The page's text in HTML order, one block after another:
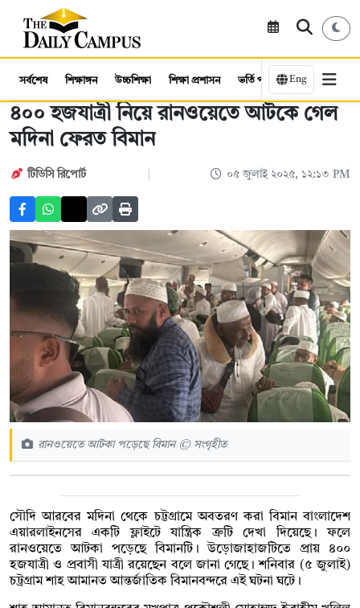
সর্বশেষ শিক্ষাঙ্গন উচ্চশিক্ষা শিক্ষা প্রশাসন ভর্তি পরীক্ষা কর্মসংস্থান
Eng
৪০০ হজযাত্রী নিয়ে রানওয়েতে আটকে গেল
মদিনা ফেরত বিমান
টিডিসি রিপোর্ট ০৫ জুলাই ২০২৫, ১২:১৩ PM
রানওয়েতে আটকা পড়েছে বিমান © সংগৃহীত
সৌদি আরবের মদিনা থেকে চট্টগ্রামে অবতরণ করা বিমান বাংলাদেশ
এয়ারলাইনসের একটি ফ্লাইটে যান্ত্রিক ত্রুটি দেখা দিয়েছে। ফলে
রানওয়েতে আটকা পড়েছে বিমানটি। উড়োজাহাজটিতে প্রায় ৪০০
হজযাত্রী ও প্রবাসী যাত্রী রয়েছেন বলে জানা গেছে। শনিবার (৫ জুলাই)
চট্রগ্রাম শাহ আমানত আন্তর্জাতিক বিমানবন্দরে এই ঘটনা ঘটে।